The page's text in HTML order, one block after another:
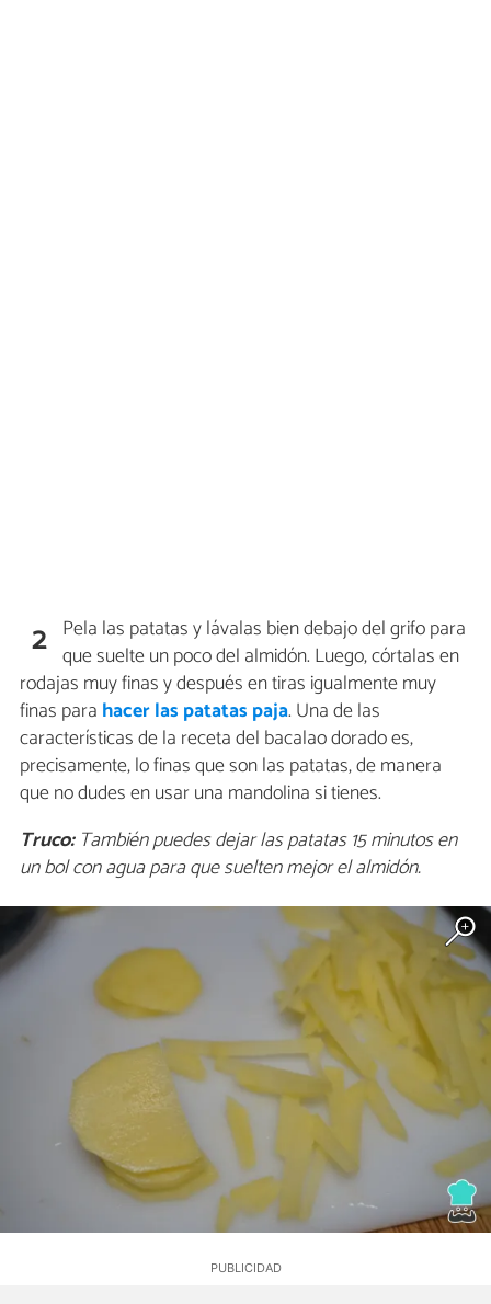
2 Pela las patatas y lávalas bien debajo del grifo para
que suelte un poco del almidón. Luego, córtalas en
rodajas muy finas y después en tiras igualmente muy
finas para hacer las patatas paja. Una de las
características de la receta del bacalao dorado es,
precisamente, lo finas que son las patatas, de manera
que no dudes en usar una mandolina si tienes.
Truco:También puedes dejar las patatas 15 minutos en
un bol con agua para que suelten mejor el almidón.